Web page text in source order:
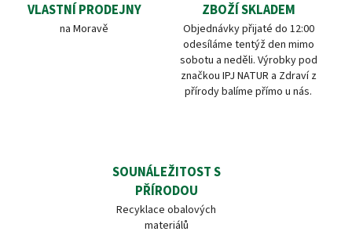
VLASTNÍ PRODEJNY
na Moravě
ZBOŽÍ SKLADEM
Objednávky přijaté do 12:00
odesíláme tentýž den mimo
sobotu a neděli. Výrobky pod
značkou IPJ NATUR a Zdraví z
přírody balíme přímo u nás.
SOUNÁLEŽITOST S
PŘÍRODOU
Recyklace obalových
materiálů